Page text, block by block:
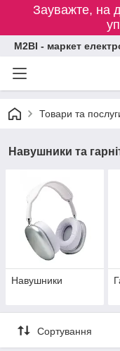
Зауважте, на
M2BI - маркет
Товари та
Навушники та
Навушники
Сортування